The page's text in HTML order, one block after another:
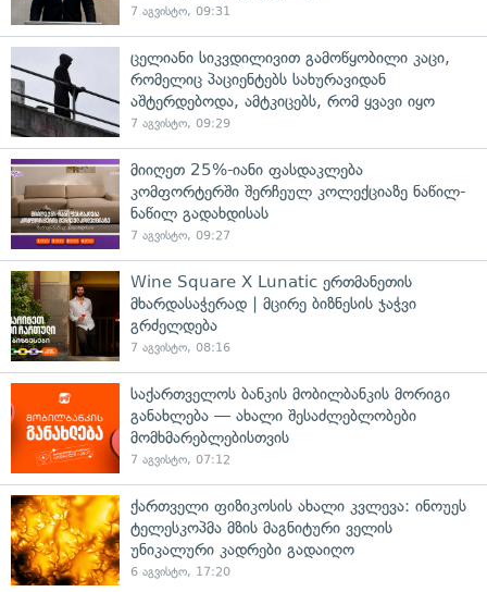
7 აგვისტო, 09:31
ცელიანი სიკვდილივით გამოწყობილი კაცი,
რომელიც პაციენტებს სახურავიდან
აშტერდებოდა, ამტკიცებს, რომ ყვავი იყო
7 აგვისტო, 09:29
მიიღეთ 25%-იანი ფასდაკლება
კომფორტერში შერჩეულ კოლექციაზე ნაწილ-
ნაწილ გადახდისას
7 აგვისტო, 09:27
Wine Square X Lunatic ერთმანეთის
მხარდასაჭერად | მცირე ბიზნესის ჯაჭვი
გრძელდება
7 აგვისტო, 08:16
საქართველოს ბანკის მობილბანკის მორიგი
განახლება — ახალი შესაძლებლობები
მომხმარებლებისთვის
7 აგვისტო, 07:12
ქართველი ფიზიკოსის ახალი კვლევა: ინოუეს
ტელესკოპმა მზის მაგნიტური ველის
უნიკალური კადრები გადაიღო
6 აგვისტო, 17:20